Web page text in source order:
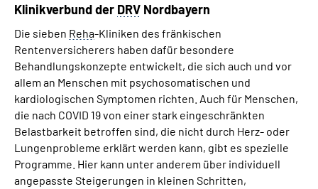
Klinikverbund der DRV Nordbayern
Die sieben Reha-Kliniken des fränkischen
Rentenversicherers haben dafür besondere
Behandlungskonzepte entwickelt, die sich auch und vor
allem an Menschen mit psychosomatischen und
kardiologischen Symptomen richten. Auch für Menschen,
die nach COVID 19 von einer stark eingeschränkten
Belastbarkeit betroffen sind, die nicht durch Herz- oder
Lungenprobleme erklärt werden kann, gibt es spezielle
Programme. Hier kann unter anderem über individuell
angepasste Steigerungen in kleinen Schritten,